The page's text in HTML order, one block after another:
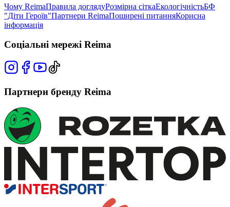
Чому ReimaПравила доглядуРозмірна сіткаЕкологічністьБФ
"Діти Героїв"Партнери ReimaПоширені питанняКорисна
інформація
Соціальні мережі Reima
Партнери бренду Reima